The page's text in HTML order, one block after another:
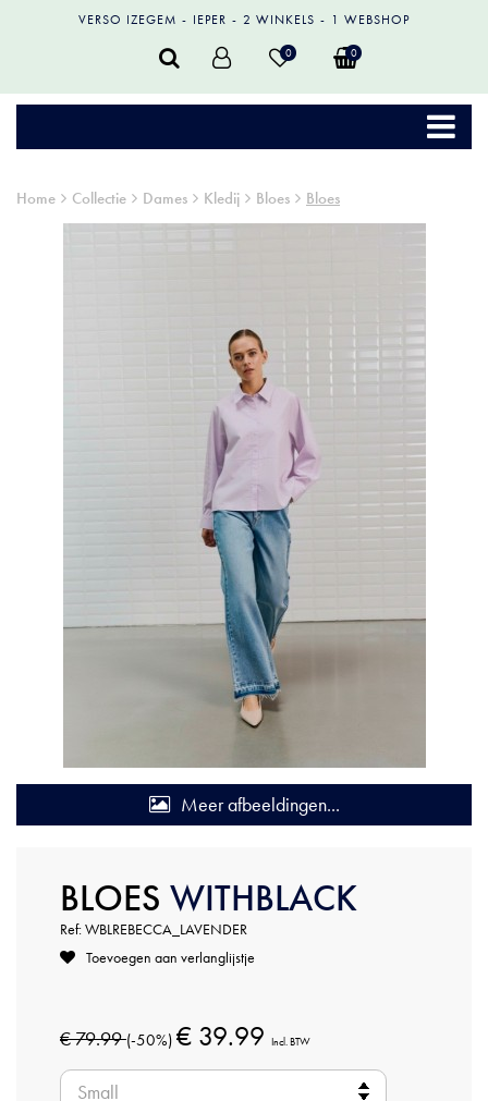
VERSO IZEGEM IEPER 2 WINKELS 1 WEBSHOP
0 0
Home Collectie Dames Kledij Bloes Bloes
Meer afbeeldingen...
BLOES WITHBLACK
Ref: WBLREBECCA_LAVENDER
Toevoegen aan verlanglijstje
€ 79.99(-50%) € 39.99 Incl. BTW